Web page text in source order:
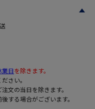
日を除きます。
さい。
文の当日を除きます。
する場合がございます。